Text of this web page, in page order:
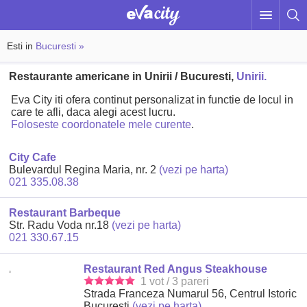
Esti in Bucuresti »
Restaurante americane in Unirii / Bucuresti, Unirii.
Eva City iti ofera continut personalizat in functie de locul in
care te afli, daca alegi acest lucru.
Foloseste coordonatele mele curente.
City Cafe
Bulevardul Regina Maria, nr. 2 (vezi pe harta)
021 335.08.38
Restaurant Barbeque
Str. Radu Voda nr.18 (vezi pe harta)
021 330.67.15
Restaurant Red Angus Steakhouse
1 vot / 3 pareri
Strada Franceza Numarul 56, Centrul Istoric